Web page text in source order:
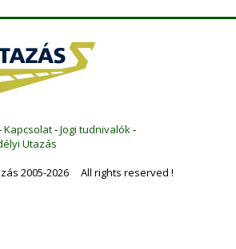
Kapcsolat-Jogi tudnivalók -
Utazás
2005-2026 All rights reserved !